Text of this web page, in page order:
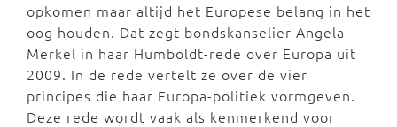
opkomen maar altijd het Europese belang in het
oog houden. Dat zegt bondskanselier Angela
Merkel in haar Humboldt-rede over Europa uit
2009. In de rede vertelt ze over de vier
principes die haar Europa-politiek vormgeven.
Deze rede wordt vaak als kenmerkend voor